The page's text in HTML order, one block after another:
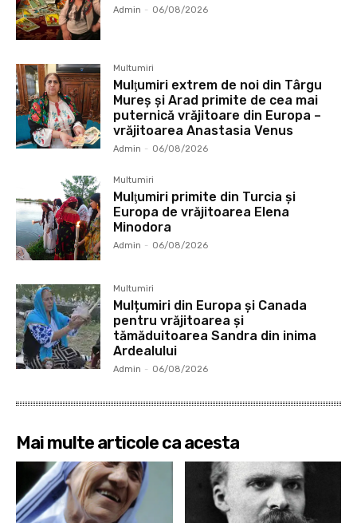
Admin - 06/08/2026
Multumiri
Mulţumiri extrem de noi din Târgu
Mureș și Arad primite de cea mai
puternică vrăjitoare din Europa –
vrăjitoarea Anastasia Venus
Admin - 06/08/2026
Multumiri
Mulţumiri primite din Turcia și
Europa de vrăjitoarea Elena
Minodora
Admin - 06/08/2026
Multumiri
Mulțumiri din Europa și Canada
pentru vrăjitoarea și
tămăduitoarea Sandra din inima
Ardealului
Admin - 06/08/2026
Mai multe articole ca acesta